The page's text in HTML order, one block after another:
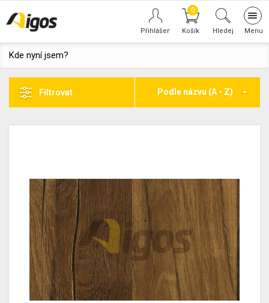
0
Hledej
Kde nyní jsem?
Filtrovat Podle názvu (A - Z)